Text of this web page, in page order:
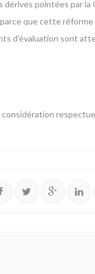
dérives pointées par
que cette
d’évaluation sont
considération